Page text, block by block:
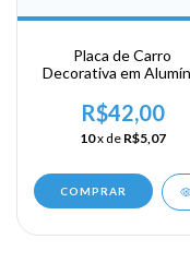
Placa de Carro
Decorativa em
Viagem a Curação -
Bini
R$42,00
10x de R$5,07
COMPRAR